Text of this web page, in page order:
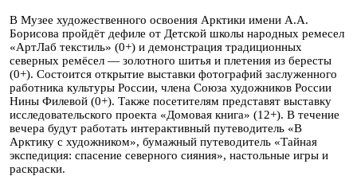
В Музее художественного освоения Арктики имени А.А.
Борисова пройдёт дефиле от Детской школы народных ремесел
«АртЛаб текстиль» (0+) и демонстрация традиционных
северных ремёсел — золотного шитья и плетения из бересты
(0+). Состоится открытие выставки фотографий заслуженного
работника культуры России, члена Союза художников России
Нины Филевой (0+). Также посетителям представят выставку
исследовательского проекта «Домовая книга» (12+). В течение
вечера будут работать интерактивный путеводитель «В
Арктику с художником», бумажный путеводитель «Тайная
экспедиция: спасение северного сияния», настольные игры и
раскраски.